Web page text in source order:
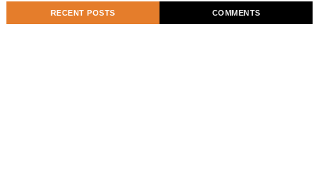
RECENT POSTS COMMENTS